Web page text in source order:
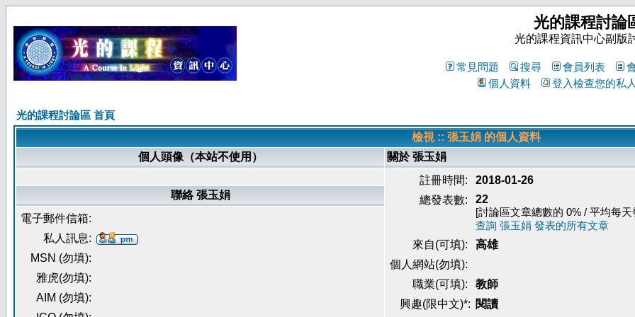
光的課程討論
光的課程資訊中心副版
常見問題 搜尋 會員列表
個人資料
登入檢查您的私
光的課程討論區 首頁
檢視 :: 張玉娟 的個人資料
個人頭像（本站不使用）
關於 張玉娟
註冊時間:
2018-01-26
總發表數:
22
[討論區文章總數的 0% / 平均每天
查詢 張玉娟 發表的所有文章
來自(可填):
高雄
個人網站(勿填):
職業(可填):
教師
興趣(限中文)*: 閱讀
聯絡 張玉娟
電子郵件信箱:
私人訊息:
MSN (勿填):
雅虎(勿填):
AIM (勿填):